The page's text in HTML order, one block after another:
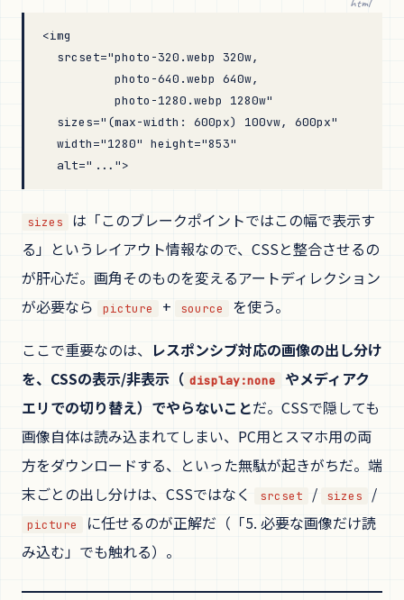
html
<img
  srcset
="photo-320.webp 320w,
          photo-640.webp 640w,
          photo-1280.webp 1280w"
  sizes
="(max-width: 600px) 100vw, 600px"
  width
="1280" height="853"
  alt
="...">
sizes
は「このブレークポイントではこの幅で表示す
る」というレイアウト情報なので、CSSと整合させるの
が肝心だ。画角そのものを変えるアートディレクション
が必要なら
picture + source
を使う。
ここで重要なのは、 レスポンシブ対応の画像の出し分け
を、CSSの表示/非表示（ display:none
やメディアク
エリでの切り替え）でやらないことだ。CSSで隠しても
画像自体は読み込まれてしまい、PC用とスマホ用の両
方をダウンロードする、といった無駄が起きがちだ。端
末ごとの出し分けは、CSSではなく
srcset / sizes /
picture
に任せるのが正解だ（「5. 必要な画像だけ読
み込む」でも触れる）。